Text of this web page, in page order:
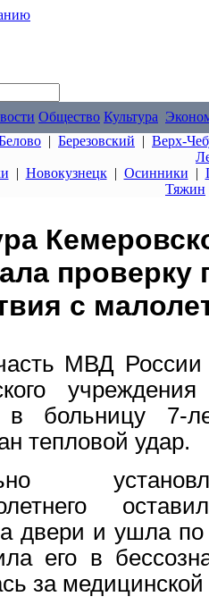
Общество Культура
| Березовский | Верх-
| Новокузнецк| Осинники |
Тяжин
проверку
с
МВД России
в больницу 7-
тепловой удар.
двери и ушла
его в
за